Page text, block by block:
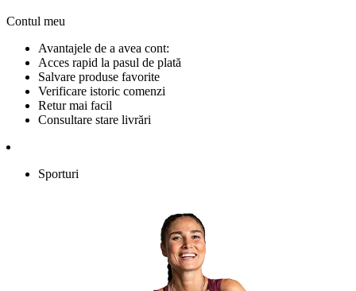
Contul meu
Avantajele de a avea cont:
Acces rapid la pasul de plată
Salvare produse favorite
Verificare istoric comenzi
Retur mai facil
Consultare stare livrări
Sporturi